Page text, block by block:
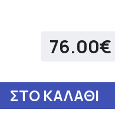
76.00€
ΣΤΟ ΚΑΛΑΘΙ